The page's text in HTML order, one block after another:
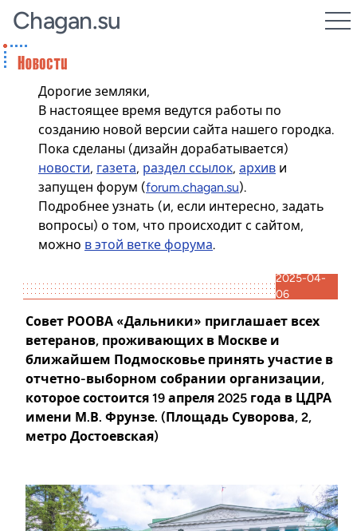
Chagan.su
Дорогие земляки,
В настоящее время ведутся работы по
созданию новой версии сайта нашего городка.
Пока сделаны (дизайн дорабатывается)
новости, газета, раздел ссылок, архив и
запущен форум (forum.chagan.su).
Подробнее узнать (и, если интересно, задать
вопросы) о том, что происходит с сайтом,
можно в этой ветке форума.
2025-04-
06
Совет РООВА «Дальники» приглашает всех
ветеранов, проживающих в Москве и
ближайшем Подмосковье принять участие в
отчетно-выборном собрании организации,
которое состоится 19 апреля 2025 года в ЦДРА
имени М.В. Фрунзе. (Площадь Суворова, 2,
метро Достоевская)